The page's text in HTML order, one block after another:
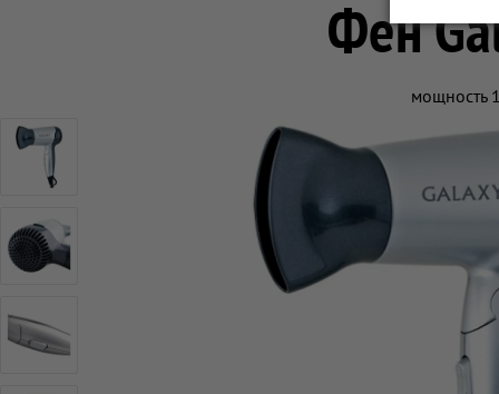
Фен
мощность